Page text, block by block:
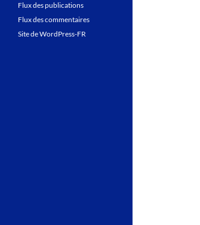
Flux des publications
Flux des commentaires
Site de WordPress-FR